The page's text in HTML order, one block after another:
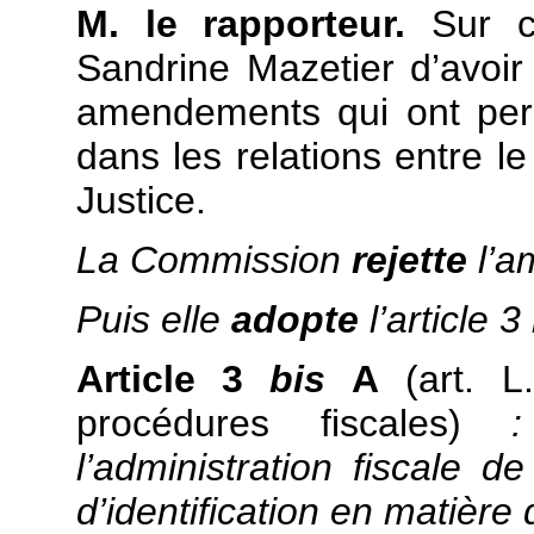
M. le rapporteur. Sur
Sandrine Mazetier
amendements qui ont
dans les relations entre
Justice.
La Commission rejette
Puis elle adopte l’article 3
Article 3bis A
(art.
procédures fiscales) :
l’administration fiscale
d’identification en